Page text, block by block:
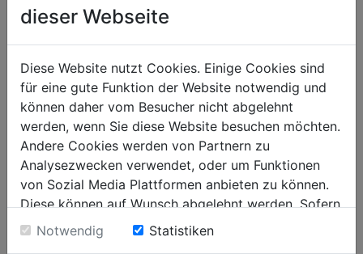
Firma, Sitz, Unternehmensgegenstand
„Blattlinie“: Grundlegende Richtung der Website
Geschäftsführender Gesellschafter
Beteiligungsverhältnisse inkl. Treuhandschaften und
stille Beteiligungen
GmbH
Firma, Sitz, Unternehmensgegenstand
„Blattlinie“: Grundlegende Richtung der Website
Geschäftsführer und evtl. Mitglieder des Aufsichtsrats
Beteiligungsverhältnisse inkl. Treuhandschaften und
stille Beteiligungen
AG
dieser Webseite
Diese Website nutzt Cookies. Einige Cookies sind
für eine gute Funktion der Website notwendig und
können daher vom Besucher nicht abgelehnt
werden, wenn Sie diese Website besuchen möchten.
Andere Cookies werden von Partnern zu
Analysezwecken verwendet, oder um Funktionen
von Sozial Media Plattformen anbieten zu können.
Diese können auf Wunsch abgelehnt werden. Sofern
sie unsere Webseite weiter nutzen, geben Sie
Einwilligung zu unseren Cookies.
Notwendig Statistiken